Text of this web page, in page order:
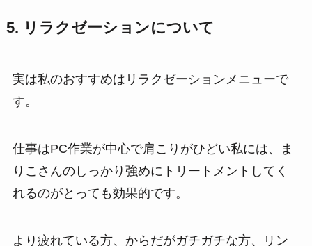
5. リラクゼーションについて
実は私のおすすめはリラクゼーションメニューで
す。
仕事はPC作業が中心で肩こりがひどい私には、ま
りこさんのしっかり強めにトリートメントしてく
れるのがとっても効果的です。
より疲れている方、からだがガチガチな方、リン